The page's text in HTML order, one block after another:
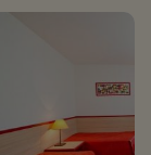
volledig
en een
liggen op